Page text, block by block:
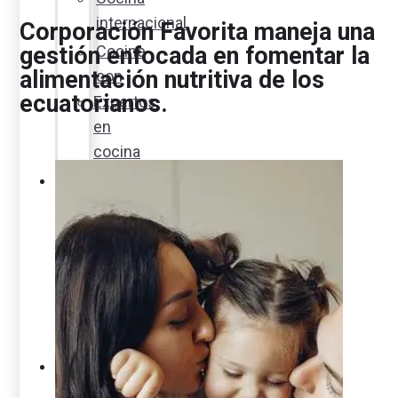
internacional
Cocine
con
Expertos
en
cocina
Ambiente
en
acción
Corporativo
Emprendimiento
Maxi
Guía
Corporación Favorita maneja una
gestión enfocada en fomentar la
alimentación nutritiva de los
ecuatorianos.